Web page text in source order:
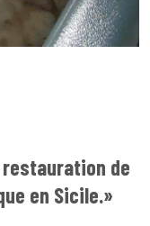
de
en Sicile.»